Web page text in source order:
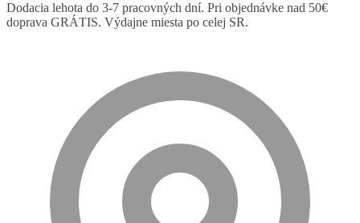
Dodacia lehota do 3-7 pracovných dní. Pri objednávke nad 50€
doprava GRÁTIS. Výdajne miesta po celej SR.